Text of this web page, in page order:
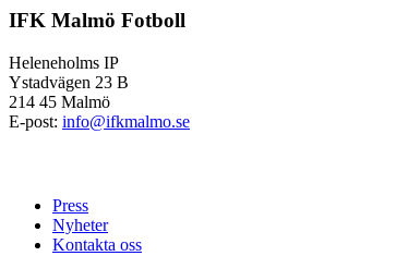
IFK Malmö Fotboll
Heleneholms IP
Ystadvägen 23 B
214 45 Malmö
E-post: info@ifkmalmo.se
Press
Nyheter
Kontakta oss